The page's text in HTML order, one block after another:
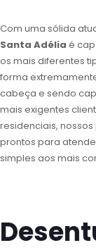
Com uma sólida
Santa Adélia é
os mais diferentes
forma
cabeça e sendo
mais exigentes
residenciais,
prontos para
simples aos mais